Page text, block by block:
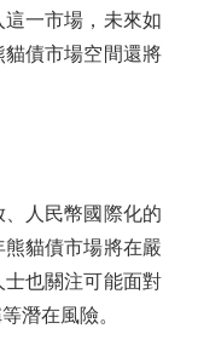
一市場，未來如
債市場空間還將
人民幣國際化的
貓債市場將在嚴
也關注可能面對
潛在風險。